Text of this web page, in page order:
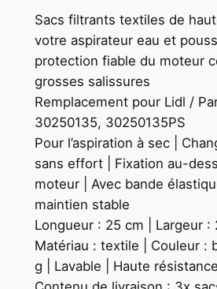
Sacs filtrants textiles de
votre aspirateur eau et
protection fiable du moteur
grosses salissures
Remplacement pour Lidl /
30250135, 30250135PS
Pour l’aspiration à sec |
sans effort | Fixation au-
moteur | Avec bande
maintien stable
Longueur : 25 cm | Largeur :
Matériau : textile | Couleur :
g | Lavable | Haute